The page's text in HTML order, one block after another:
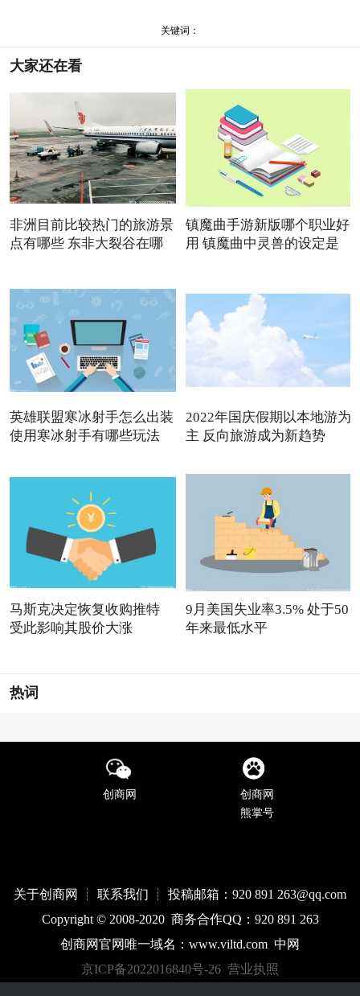
关键词：
大家还在看
非洲目前比较热门的旅游景
点有哪些 东非大裂谷在哪
镇魔曲手游新版哪个职业好
用 镇魔曲中灵兽的设定是
英雄联盟寒冰射手怎么出装
使用寒冰射手有哪些玩法
2022年国庆假期以本地游为
主 反向旅游成为新趋势
马斯克决定恢复收购推特
受此影响其股价大涨
9月美国失业率3.5% 处于50
年来最低水平
热词
创商网
创商网
熊掌号
关于创商网 ┊ 联系我们 ┊ 投稿邮箱：920 891 263@qq.com
Copyright © 2008-2020 商务合作QQ：920 891 263
创商网官网唯一域名： www.viltd.com 中网
京ICP备2022016840号-26 营业执照